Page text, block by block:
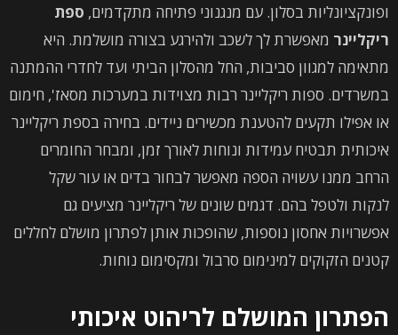
ופונקציונליות בסלון. עם מנגנוני פתיחה מתקדמים, ספת
ריקליינר מאפשרת לך לשכב ולהירגע בצורה מושלמת. היא
מתאימה למגוון סביבות, החל מהסלון הביתי ועד לחדרי ההמתנה
במשרדים. ספות ריקליינר רבות מצוידות במערכות מסאז', חימום
או אפילו תקעים להטענת מכשירים ניידים. בחירה בספת ריקליינר
איכותית תבטיח עמידות ונוחות לאורך זמן, ומבחר החומרים
הרחב ממנו עשויה הספה מאפשר לבחור בדים או עור שקל
לנקות ולטפל בהם. דגמים שונים של ריקליינר מציעים גם
אפשרויות אחסון נוספות, שהופכות אותן לפתרון מושלם לחללים
קטנים הזקוקים למינימום סרבול ומקסימום נוחות.
הפתרון המושלם לריהוט איכותי